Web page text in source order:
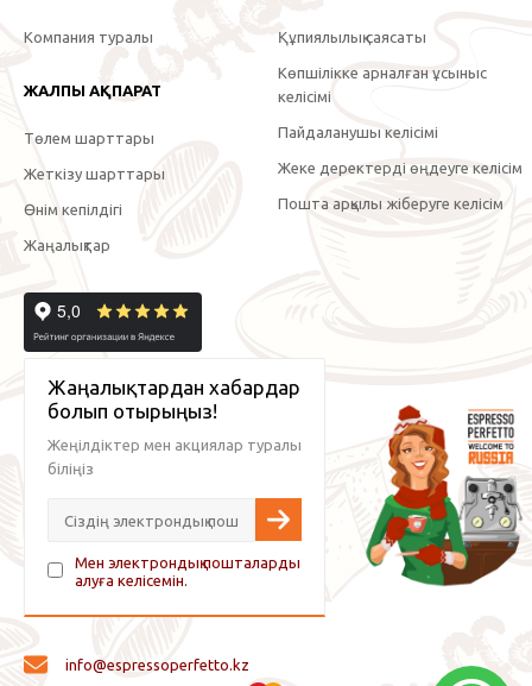
Компания туралы
ЖАЛПЫ АҚПАРАТ
Төлем шарттары
Жеткізу шарттары
Өнім кепілдігі
Жаңалықтар
Құпиялылық саясаты
Көпшілікке арналған ұсыныс
келісімі
Пайдаланушы келісімі
Жеке деректерді өңдеуге келісім
Пошта арқылы жіберуге келісім
Жаңалықтардан хабардар
болып отырыңыз!
Жеңілдіктер мен акциялар туралы
біліңіз
Мен электрондық пошталарды
алуға келісемін.
info@espressoperfetto.kz